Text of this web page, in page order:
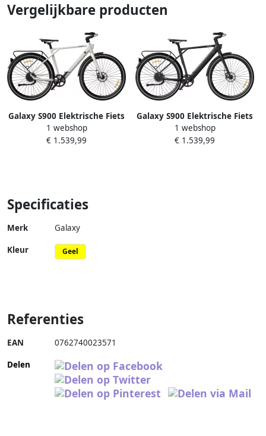
Vergelijkbare producten
Galaxy S900 Elektrische Fiets
28 inch 360Wh Samsung
Accu Tot 100 km Actieradius
Sensor-zwart-wit
1 webshop
€ 1.539,99
Galaxy S900 Elektrische Fiets
28 inch 360Wh Samsung
Accu Tot 100 km Actieradius
1 webshop
€ 1.539,99
Specificaties
Merk Galaxy
Kleur Geel
Referenties
EAN 0762740023571
Delen